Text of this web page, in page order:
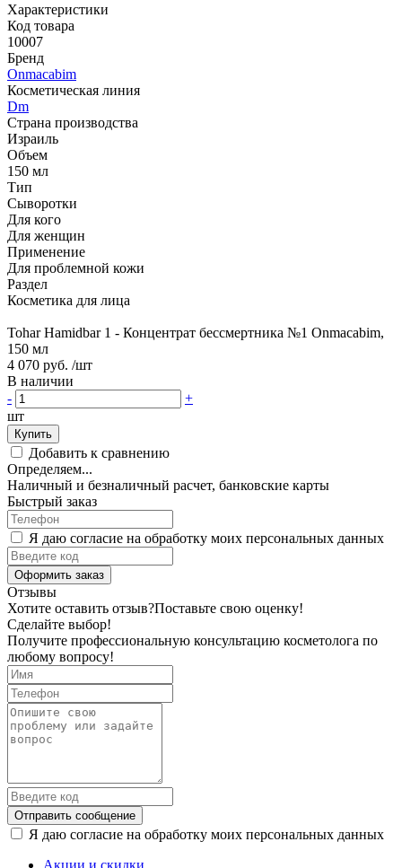
Характеристики
Код товара
10007
Бренд
Onmacabim
Косметическая линия
Dm
Страна производства
Израиль
Объем
150 мл
Тип
Сыворотки
Для кого
Для женщин
Применение
Для проблемной кожи
Раздел
Косметика для лица
Tohar Hamidbar 1 - Концентрат бессмертника №1 Onmacabim,
150 мл
4 070 руб. /шт
В наличии
-
+
шт
Купить
Добавить к сравнению
Определяем...
Наличный и безналичный расчет, банковские карты
Быстрый заказ
Я даю согласие на обработку моих персональных данных
Оформить заказ
Отзывы
Хотите оставить отзыв?Поставьте свою оценку!
Сделайте выбор!
Получите профессиональную консультацию косметолога по
любому вопросу!
Отправить сообщение
Я даю согласие на обработку моих персональных данных
Акции и скидки